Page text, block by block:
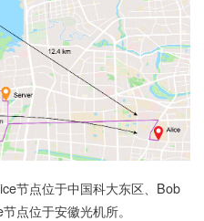
节点位于中国科大东区、Bob
点位于安徽光机所。